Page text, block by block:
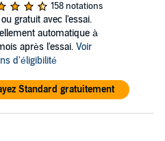
158 notations
ou gratuit avec l'essai.
automatique à
après l'essai. Voir
d'éligibilité
Standard gratuitement